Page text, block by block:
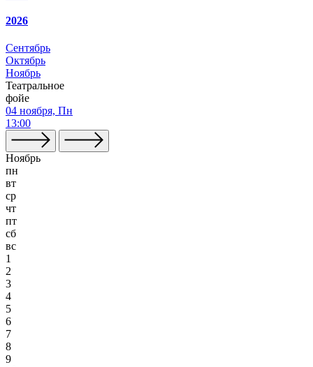
2026
Сентябрь
Октябрь
Ноябрь
Театральное
фойе
04 ноября, Пн
13:00
Ноябрь
пн
вт
ср
чт
пт
сб
вс
1
2
3
4
5
6
7
8
9